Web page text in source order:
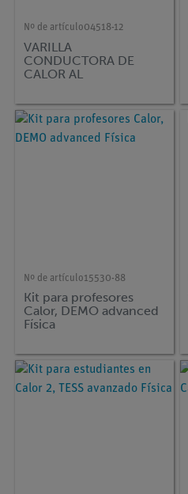
Nº de artículo04518-12
VARILLA
CONDUCTORA DE
CALOR AL
Nº de artículo15530-88
Kit para profesores
Calor, DEMO advanced
Física